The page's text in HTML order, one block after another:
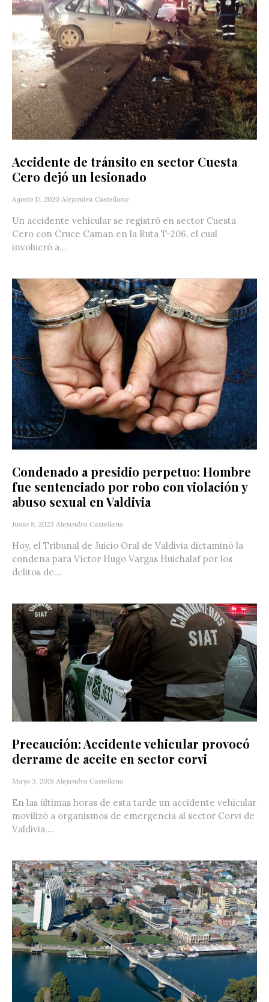
Accidente de tránsito en sector Cuesta
Cero dejó un lesionado
Agosto 17, 2020 Alejandra Castellano
Un accidente vehicular se registró en sector Cuesta
Cero con Cruce Caman en la Ruta T-206, el cual
involucró a...
Condenado a presidio perpetuo: Hombre
fue sentenciado por robo con violación y
abuso sexual en Valdivia
Junio 8, 2023 Alejandra Castellano
Hoy, el Tribunal de Juicio Oral de Valdivia dictaminó la
condena para Víctor Hugo Vargas Huichalaf por los
delitos de...
Precaución: Accidente vehicular provocó
derrame de aceite en sector corvi
Mayo 3, 2019 Alejandra Castellano
En las últimas horas de esta tarde un accidente vehicular
movilizó a organismos de emergencia al sector Corvi de
Valdivia....